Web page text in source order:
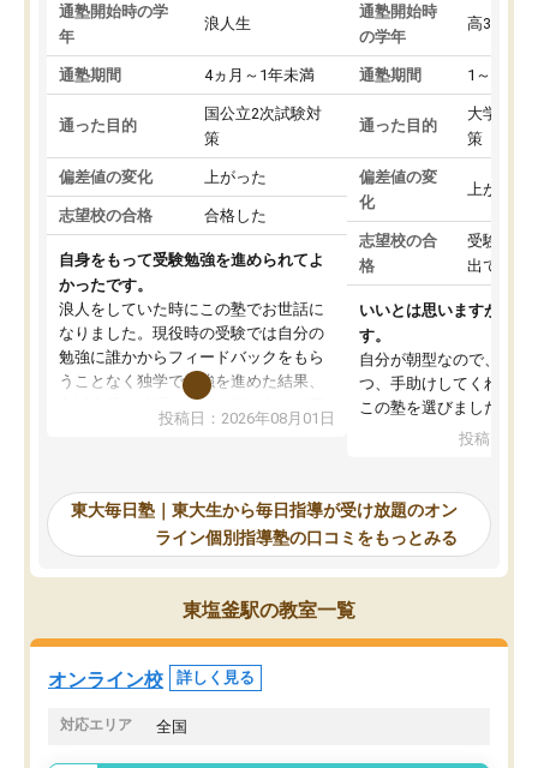
通塾開始時の学
年
浪人生
通塾期間 4ヵ月～1年未満
通った目的
国公立2次試験対
策
偏差値の変化 上がった
志望校の合格 合格した
自身をもって受験勉強を進められてよ
かったです。
浪人をしていた時にこの塾でお世話に
なりました。現役時の受験では自分の
勉強に誰かからフィードバックをもら
うことなく独学で勉強を進めた結果、
入試本番に地歴の学習が間に合わず不
合格となってしまいました。その経験
東大毎日塾にたどり着きました。学習
の長期計画や日々の勉強のやり方につ
いて客観的なアドバイスをいただけた
ので、自信をもって受験勉強を進める
ことができました。自分のように勉強
のやり方や進捗管理で苦労している方
には特におすすめしたい塾です。
投稿日：2026年08月01日
通塾開始時
の学年
高3
通塾期間 1～3ヵ月
通った目的
大学入学
策
偏差値の変
化
上がった
志望校の合
格
受験して
出ていな
いいとは思いますが、料
す。
自分が朝型なので、自習
つ、手助けしてくれる設
この塾を選びました。
投稿日：
東大毎日塾｜東大生から毎日指導が受け放題のオン
ライン個別指導塾の口コミをもっとみる
東塩釜駅の教室一覧
オンライン校 詳しく見る
対応エリア 全国